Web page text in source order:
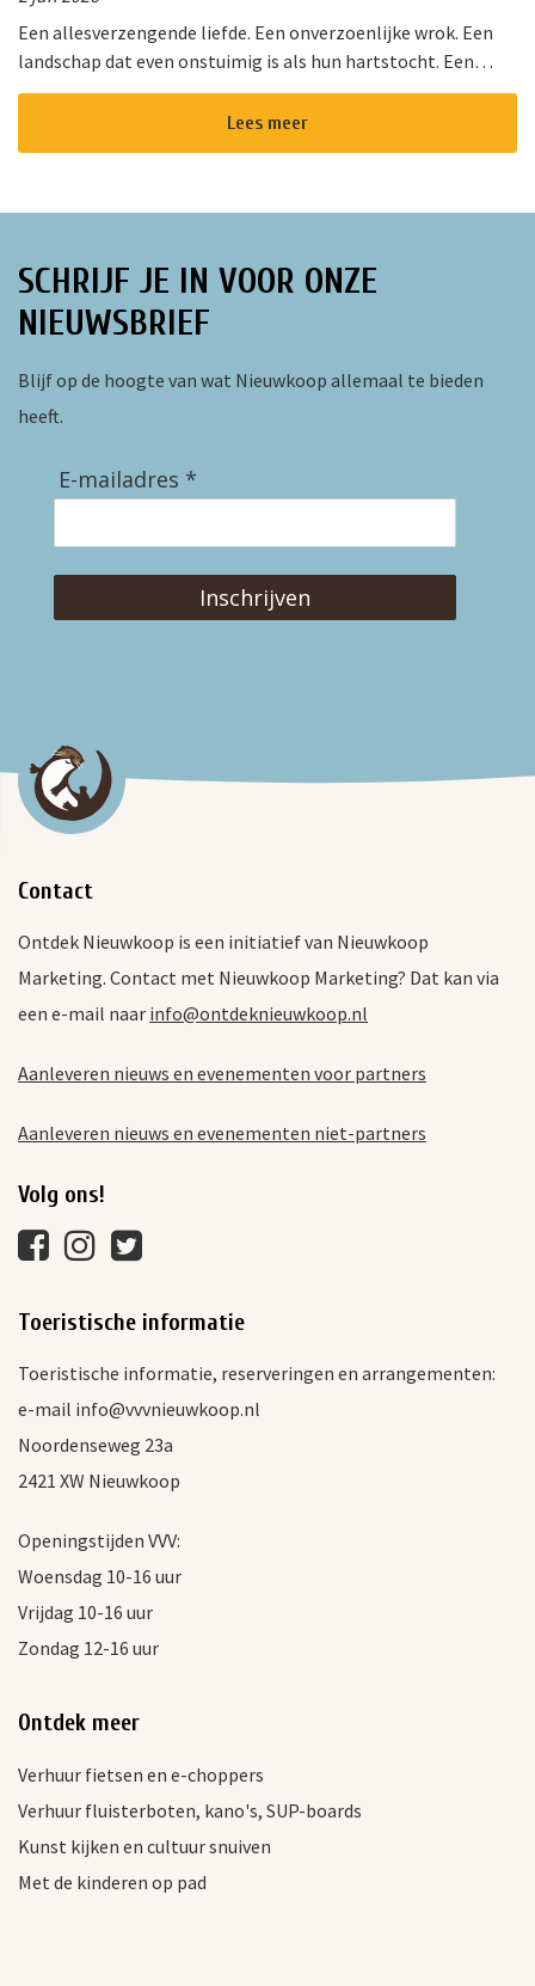
Een allesverzengende liefde. Een onverzoenlijke wrok. Een
landschap dat even onstuimig is als hun hartstocht. Een
gedurfde en originele verfilming van de wereldberoemde
Lees meer
SCHRIJF JE IN VOOR ONZE
NIEUWSBRIEF
Blijf op de hoogte van wat Nieuwkoop allemaal te bieden
heeft.
E-mailadres *
Inschrijven
Contact
Ontdek Nieuwkoop is een initiatief van Nieuwkoop
Marketing. Contact met Nieuwkoop Marketing? Dat kan via
een e-mail naar info@ontdeknieuwkoop.nl
Aanleveren nieuws en evenementen voor partners
Aanleveren nieuws en evenementen niet-partners
Volg ons!
Toeristische informatie
Toeristische informatie, reserveringen en arrangementen:
e-mail info@vvvnieuwkoop.nl
Noordenseweg 23a
2421 XW Nieuwkoop
Openingstijden VVV:
Woensdag 10-16 uur
Vrijdag 10-16 uur
Zondag 12-16 uur
Ontdek meer
Verhuur fietsen en e-choppers
Verhuur fluisterboten, kano's, SUP-boards
Kunst kijken en cultuur snuiven
Met de kinderen op pad